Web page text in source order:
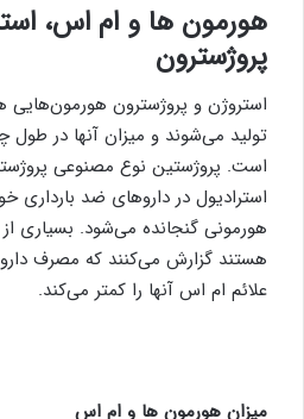
هورمون ها و ام اس،
پروژسترون
استروژن و پروژسترون
تولید می‌شوند و میزان آنها در طول
است. پروژستین نوع مصنوعی
استرادیول در داروهای ضد بارداری
هورمونی گنجانده می‌شود. بسیاری از
هستند گزارش می‌کنند که مصرف
علائم ام اس آنها را کمتر می‌کند.
میزان هورمون ها و ام اس